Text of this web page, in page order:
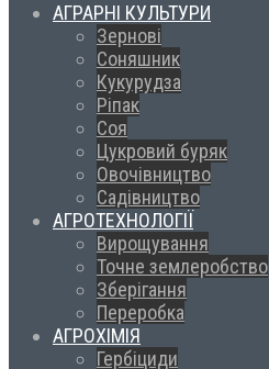
АГРАРНІ КУЛЬТУРИ
Зернові
Соняшник
Кукурудза
Ріпак
Соя
Цукровий буряк
Овочівництво
Садівництво
АГРОТЕХНОЛОГІЇ
Вирощування
Точне землеробство
Зберігання
Переробка
АГРОХІМІЯ
Гербіциди